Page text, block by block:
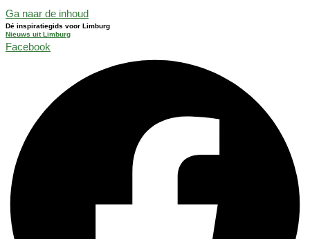
Ga naar de inhoud
Dé inspiratiegids voor Limburg
Nieuws uit Limburg
Facebook